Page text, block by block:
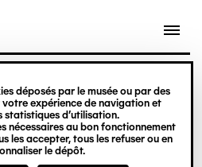
déposés par le musée ou par des
votre expérience de navigation et
statistiques d’utilisation.
nécessaires au bon fonctionnement
les accepter, tous les refuser ou en
le dépôt.